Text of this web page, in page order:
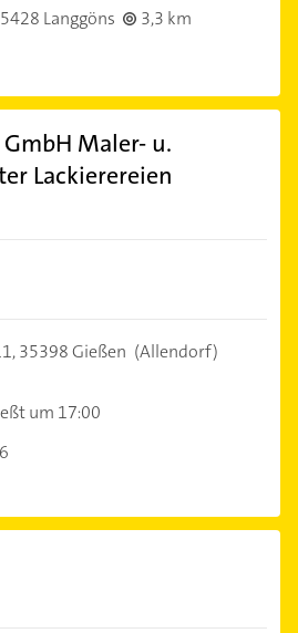
Langgöns
3,3 km
Maler- u.
Lackierereien
35398 Gießen (Allendorf)
um 17:00